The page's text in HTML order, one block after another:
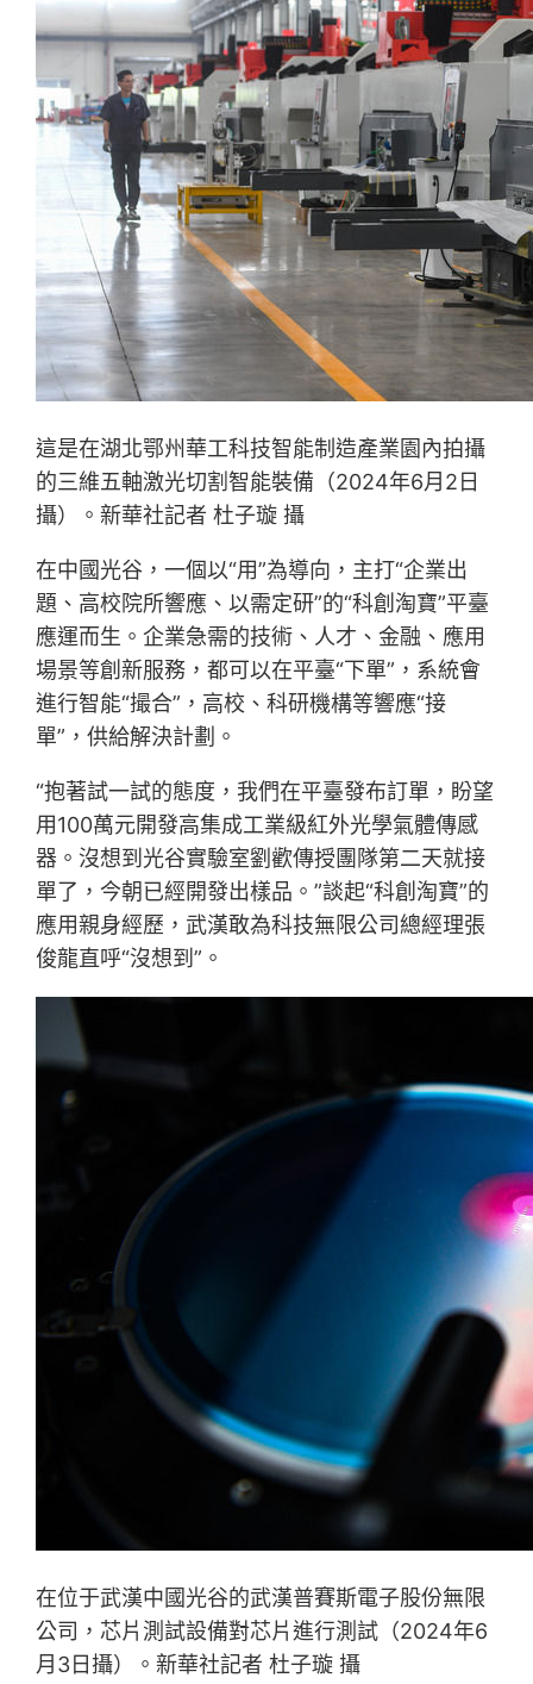
這是在湖北鄂州華工科技智能制造產業園內拍攝
的三維五軸激光切割智能裝備（2024年6月2日
攝）。新華社記者 杜子璇 攝
在中國光谷，一個以“用”為導向，主打“企業出
題、高校院所響應、以需定研”的“科創淘寶”平臺
應運而生。企業急需的技術、人才、金融、應用
場景等創新服務，都可以在平臺“下單”，系統會
進行智能“撮合”，高校、科研機構等響應“接
單”，供給解決計劃。
“抱著試一試的態度，我們在平臺發布訂單，盼望
用100萬元開發高集成工業級紅外光學氣體傳感
器。沒想到光谷實驗室劉歡傳授團隊第二天就接
單了，今朝已經開發出樣品。”談起“科創淘寶”的
應用親身經歷，武漢敢為科技無限公司總經理張
俊龍直呼“沒想到”。
在位于武漢中國光谷的武漢普賽斯電子股份無限
公司，芯片測試設備對芯片進行測試（2024年6
月3日攝）。新華社記者 杜子璇 攝